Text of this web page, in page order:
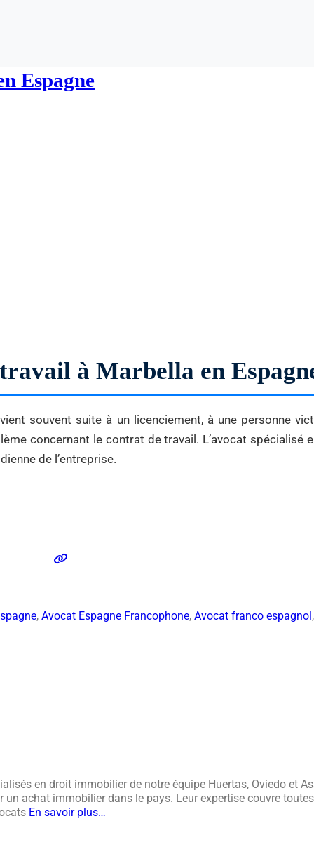
Espagne
à Marbella en
souvent suite à un licenciement, à une personne
concernant le contrat de travail. L’avocat
de l’entreprise.
, Avocat Espagne Francophone, Avocat franco espagnol
en droit immobilier de notre équipe Huertas, Oviedo et
achat immobilier dans le pays. Leur expertise couvre
En savoir plus…